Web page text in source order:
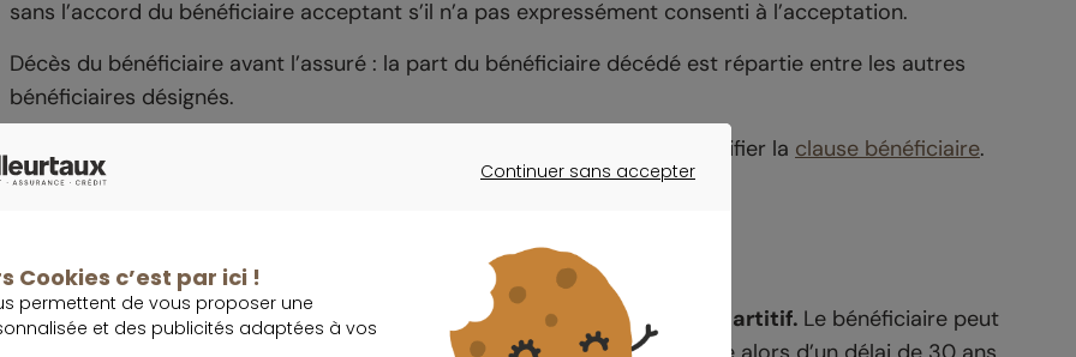
sans l’accord du bénéficiaire acceptant s’il n’a pas expressément consenti à l’acceptation.
Décès du bénéficiaire avant l’assuré : la part du bénéficiaire décédé est répartie entre les autres
bénéficiaires désignés.
Renonciation du bénéficiaire : le souscripteur retrouve sa liberté de modifier la clause bénéficiaire.
du bénéfice du contrat n’est soumise à aucun délai impartitif. Le bénéficiaire peut
Continuer sans accepter
Cookies c’est par ici !
permettent de vous proposer une
et des publicités adaptées à vos